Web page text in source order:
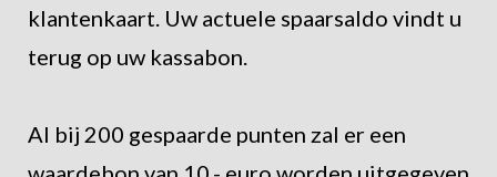
klantenkaart. Uw actuele spaarsaldo vindt u
terug op uw kassabon.
Al bij 200 gespaarde punten zal er een